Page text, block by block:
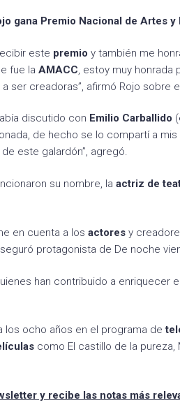
gana Premio Nacional de Artes y
este premio y también me
fue la AMACC , estoy muy honrada
ser creadoras”, afirmó Rojo sobre
discutido con Emilio Carballido
de hecho se lo compartí a mis
este galardón”, agregó.
su nombre, la actriz de
en cuenta a los actores y
protagonista de De noche
han contribuido a enriquecer
los ocho años en el programa de
como El castillo de la pureza,
y recibe las notas más